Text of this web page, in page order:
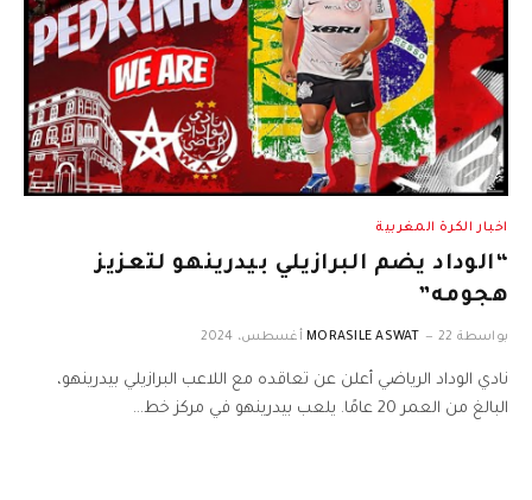
اخبار الكرة المغربية
“الوداد يضم البرازيلي بيدرينهو لتعزيز
هجومه”
بواسطة MORASILE ASWAT 22 أغسطس، 2024
نادي الوداد الرياضي أعلن عن تعاقده مع اللاعب البرازيلي بيدرينهو،
البالغ من العمر 20 عامًا. يلعب بيدرينهو في مركز خط…